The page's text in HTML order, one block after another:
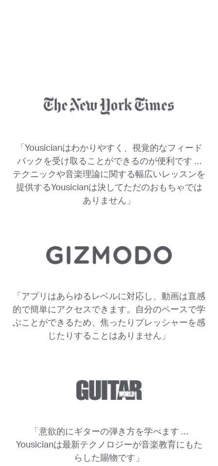
「Yousicianはわかりやすく、視覚的なフィード
バックを受け取ることができるのが便利です …
テクニックや音楽理論に関する幅広いレッスンを
提供するYousicianは決してただのおもちゃでは
ありません」
「アプリはあらゆるレベルに対応し、動画は直感
的で簡単にアクセスできます。自分のペースで学
ぶことができるため、焦ったりプレッシャーを感
じたりすることはありません」
「意欲的にギターの弾き方を学べます …
Yousicianは最新テクノロジーが音楽教育にもた
らした賜物です」